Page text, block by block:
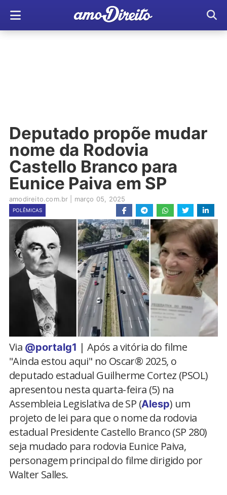
Deputado propõe mudar
nome da Rodovia
Castello Branco para
Eunice Paiva em SP
amodireito.com.br março 05, 2025
POLÊMICAS
Via @portalg1 | Após a vitória do filme
"Ainda estou aqui" no Oscar® 2025, o
deputado estadual Guilherme Cortez (PSOL)
apresentou nesta quarta-feira (5) na
Assembleia Legislativa de SP (Alesp) um
projeto de lei para que o nome da rodovia
estadual Presidente Castello Branco (SP 280)
seja mudado para rodovia Eunice Paiva,
personagem principal do filme dirigido por
Walter Salles.